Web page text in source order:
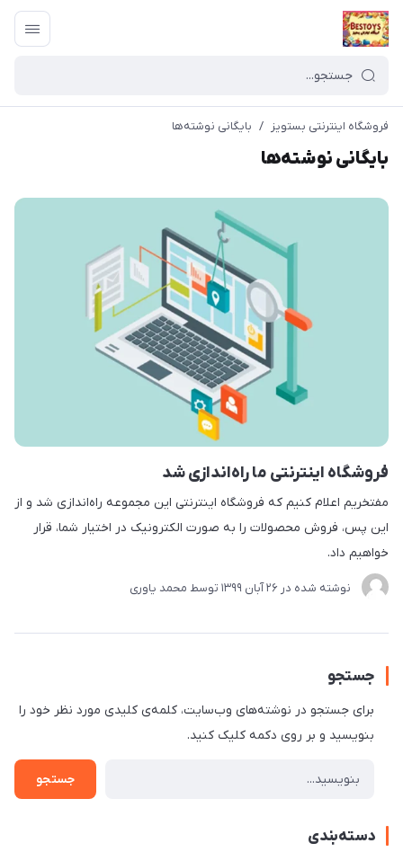
فروشگاه اینترنتی بستویز / بایگانی نوشته‌ها
بایگانی نوشته‌ها
فروشگاه اینترنتی ما راه‌اندازی شد
مفتخریم اعلام کنیم که فروشگاه اینترنتی این مجموعه راه‌اندازی شد و از
این پس، فروش محصولات را به صورت الکترونیک در اختیار شما، قرار
خواهیم داد.
نوشته شده در 26 آبان 1399 توسط محمد یاوری
جستجو
برای جستجو در نوشته‌های وب‌سایت، کلمه‌ی کلیدی مورد نظر خود را
بنویسید و بر روی دکمه کلیک کنید.
جستجو
دسته‌بندی